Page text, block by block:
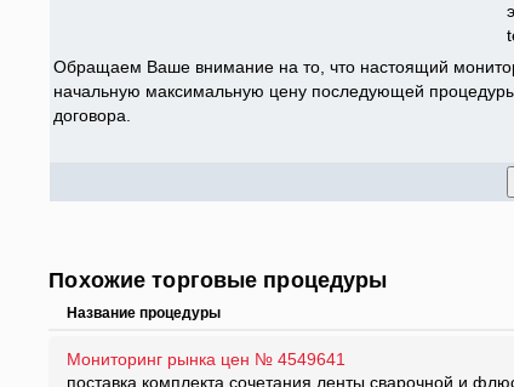
Обращаем Ваше внимание на то, что настоящий
начальную максимальную цену последующей процедуры
договора.
Похожие торговые процедуры
Название процедуры
Мониторинг рынка цен № 4549641
поставка комплекта сочетания ленты сварочной и